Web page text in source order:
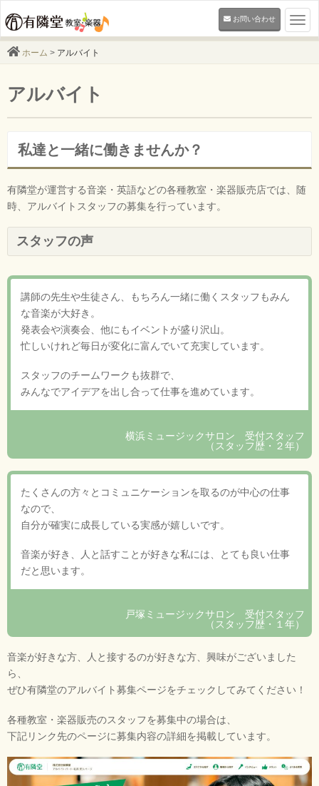
お問い合わせ
ホーム > アルバイト
アルバイト
私達と一緒に働きませんか？
有隣堂が運営する音楽・英語などの各種教室・楽器販売店では、随
時、アルバイトスタッフの募集を行っています。
スタッフの声
講師の先生や生徒さん、もちろん一緒に働くスタッフもみん
な音楽が大好き。
発表会や演奏会、他にもイベントが盛り沢山。
忙しいけれど毎日が変化に富んでいて充実しています。
スタッフのチームワークも抜群で、
みんなでアイデアを出し合って仕事を進めています。
横浜ミュージックサロン 受付スタッフ
（スタッフ歴・２年）
たくさんの方々とコミュニケーションを取るのが中心の仕事
なので、
自分が確実に成長している実感が嬉しいです。
音楽が好き、人と話すことが好きな私には、とても良い仕事
だと思います。
戸塚ミュージックサロン 受付スタッフ
（スタッフ歴・１年）
音楽が好きな方、人と接するのが好きな方、興味がございました
ら、
ぜひ有隣堂のアルバイト募集ページをチェックしてみてください！
各種教室・楽器販売のスタッフを募集中の場合は、
下記リンク先のページに募集内容の詳細を掲載しています。